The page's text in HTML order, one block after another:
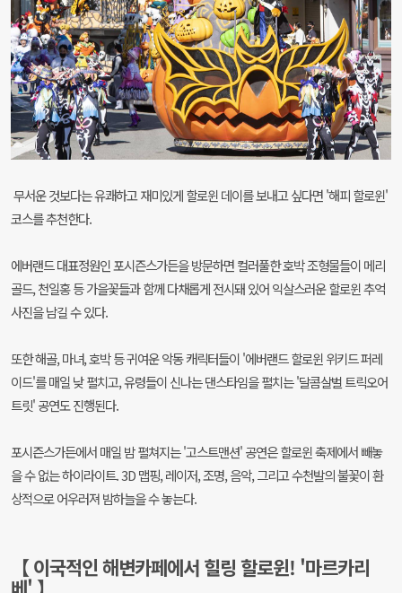
무서운 것보다는 유쾌하고 재미있게 할로윈 데이를 보내고 싶다면 '해피 할로윈'
코스를 추천한다.
에버랜드 대표정원인 포시즌스가든을 방문하면 컬러풀한 호박 조형물들이 메리
골드, 천일홍 등 가을꽃들과 함께 다채롭게 전시돼 있어 익살스러운 할로윈 추억
사진을 남길 수 있다.
또한 해골, 마녀, 호박 등 귀여운 악동 캐릭터들이 '에버랜드 할로윈 위키드 퍼레
이드'를 매일 낮 펼치고, 유령들이 신나는 댄스타임을 펼치는 '달콤살벌 트릭오어
트릿' 공연도 진행된다.
포시즌스가든에서 매일 밤 펼쳐지는 '고스트맨션' 공연은 할로윈 축제에서 빼놓
을 수 없는 하이라이트. 3D 맵핑, 레이저, 조명, 음악, 그리고 수천발의 불꽃이 환
상적으로 어우러져 밤하늘을 수 놓는다.
【 이국적인 해변카페에서 힐링 할로윈! '마르카리